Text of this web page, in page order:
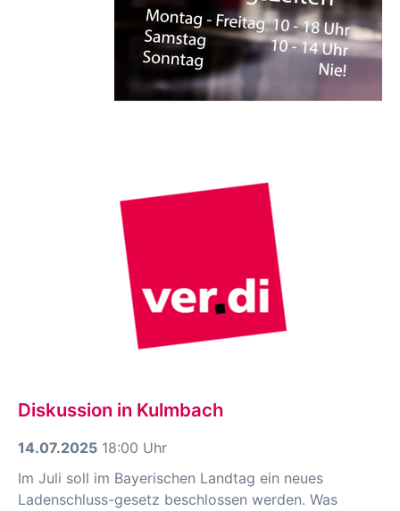
Diskussion in Kulmbach
14.07.2025 18:00 Uhr
Im Juli soll im Bayerischen Landtag ein neues
Ladenschluss-gesetz beschlossen werden. Was